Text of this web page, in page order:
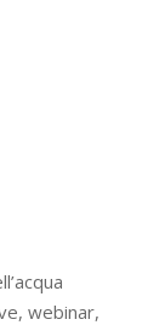
webinar,